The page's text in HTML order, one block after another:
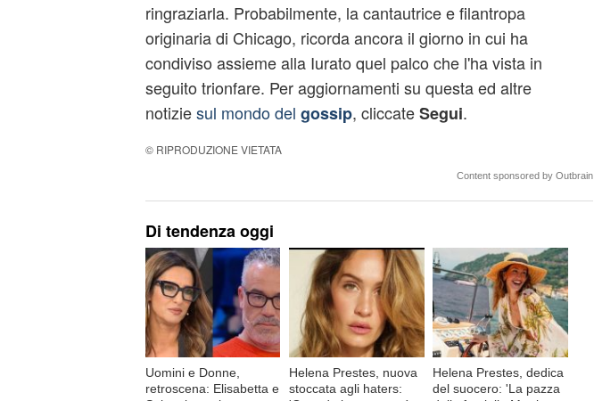
ringraziarla. Probabilmente, la cantautrice e filantropa
originaria di Chicago, ricorda ancora il giorno in cui ha
condiviso assieme alla Iurato quel palco che l'ha vista in
seguito trionfare. Per aggiornamenti su questa ed altre
notiziesul mondo del gossip, cliccateSegui.
© RIPRODUZIONE VIETATA
Content sponsored by Outbrain
Di tendenza oggi
Uomini e Donne,
retroscena: Elisabetta e
Helena Prestes, nuova
stoccata agli haters:
Helena Prestes, dedica
del suocero: 'La pazza